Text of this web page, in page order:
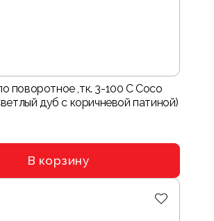
поворотное ,тк. 3-100 C Coco
дуб с коричневой патиной)
В корзину